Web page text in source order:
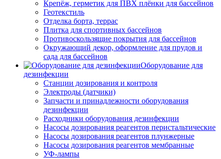
Крепёж, герметик для ПВХ плёнки для бассейнов
Геотекстиль
Отделка борта, террас
Плитка для спортивных бассейнов
Противоскользящие покрытия для бассейнов
Окружающий декор, оформление для прудов и
сада для бассейнов
Оборудование для
дезинфекции
Станции дозирования и контроля
Электроды (датчики)
Запчасти и принадлежности оборудования
дезинфекции
Расходники оборудования дезинфекции
Насосы дозирования реагентов перистальтические
Насосы дозирования реагентов плунжерные
Насосы дозирования реагентов мембранные
УФ-лампы